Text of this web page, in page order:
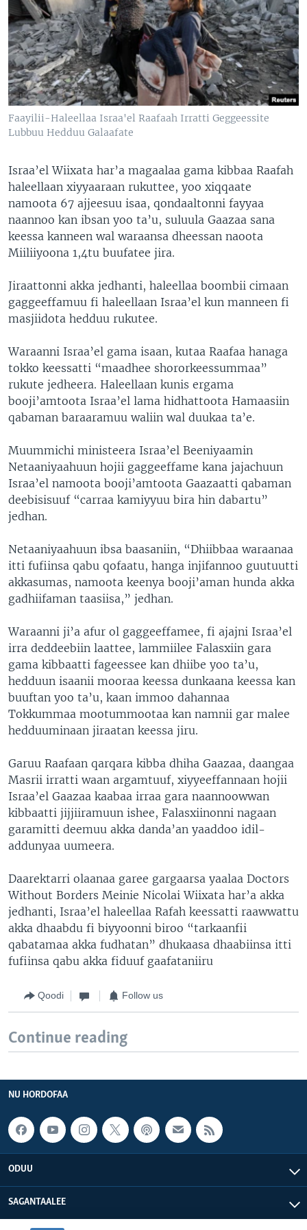
Faayilii-Haleellaa Israa'el Raafaah Irratti Geggeessite
Lubbuu Hedduu Galaafate
Israa’el Wiixata har’a magaalaa gama kibbaa Raafah
haleellaan xiyyaaraan rukuttee, yoo xiqqaate
namoota 67 ajjeesuu isaa, qondaaltonni fayyaa
naannoo kan ibsan yoo ta’u, suluula Gaazaa sana
keessa kanneen wal waraansa dheessan naoota
Miiliiyoona 1,4tu buufatee jira.
Jiraattonni akka jedhanti, haleellaa boombii cimaan
gaggeeffamuu fi haleellaan Israa’el kun manneen fi
masjiidota hedduu rukutee.
Waraanni Israa’el gama isaan, kutaa Raafaa hanaga
tokko keessatti “maadhee shororkeessummaa”
rukute jedheera. Haleellaan kunis ergama
booji’amtoota Israa’el lama hidhattoota Hamaasiin
qabaman baraaramuu waliin wal duukaa ta’e.
Muummichi ministeera Israa’el Beeniyaamin
Netaaniyaahuun hojii gaggeeffame kana jajachuun
Israa’el namoota booji’amtoota Gaazaatti qabaman
deebisisuuf “carraa kamiyyuu bira hin dabartu”
jedhan.
Netaaniyaahuun ibsa baasaniin, “Dhiibbaa waraanaa
itti fufiinsa qabu qofaatu, hanga injifannoo guutuutti
akkasumas, namoota keenya booji’aman hunda akka
gadhiifaman taasiisa,” jedhan.
Waraanni ji’a afur ol gaggeeffamee, fi ajajni Israa’el
irra deddeebiin laattee, lammiilee Falasxiin gara
gama kibbaatti fageessee kan dhiibe yoo ta’u,
hedduun isaanii mooraa keessa dunkaana keessa kan
buuftan yoo ta’u, kaan immoo dahannaa
Tokkummaa mootummootaa kan namnii gar malee
hedduuminaan jiraatan keessa jiru.
Garuu Raafaan qarqara kibba dhiha Gaazaa, daangaa
Masrii irratti waan argamtuuf, xiyyeeffannaan hojii
Israa’el Gaazaa kaabaa irraa gara naannoowwan
kibbaatti jijjiiramuun ishee, Falasxiinonni nagaan
garamitti deemuu akka danda’an yaaddoo idil-
addunyaa uumeera.
Daarektarri olaanaa garee gargaarsa yaalaa Doctors
Without Borders Meinie Nicolai Wiixata har’a akka
jedhanti, Israa’el haleellaa Rafah keessatti raawwattu
akka dhaabdu fi biyyoonni biroo “tarkaanfii
qabatamaa akka fudhatan” dhukaasa dhaabiinsa itti
fufiinsa qabu akka fiduuf gaafataniiru
Qoodi Follow us
Continue reading
NU HORDOFAA
ODUU
SAGANTAALEE